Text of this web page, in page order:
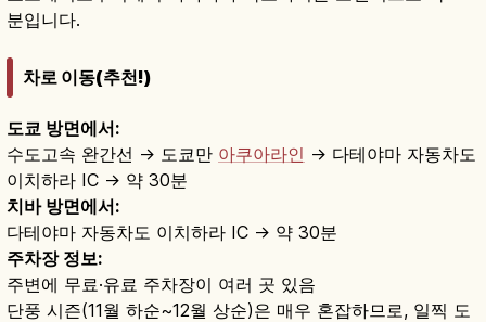
분입니다.
차로 이동(추천!)
도쿄 방면에서:
수도고속 완간선 → 도쿄만 아쿠아라인 → 다테야마 자동차도
이치하라 IC → 약 30분
치바 방면에서:
다테야마 자동차도 이치하라 IC → 약 30분
주차장 정보:
주변에 무료·유료 주차장이 여러 곳 있음
단풍 시즌(11월 하순~12월 상순)은 매우 혼잡하므로, 일찍 도